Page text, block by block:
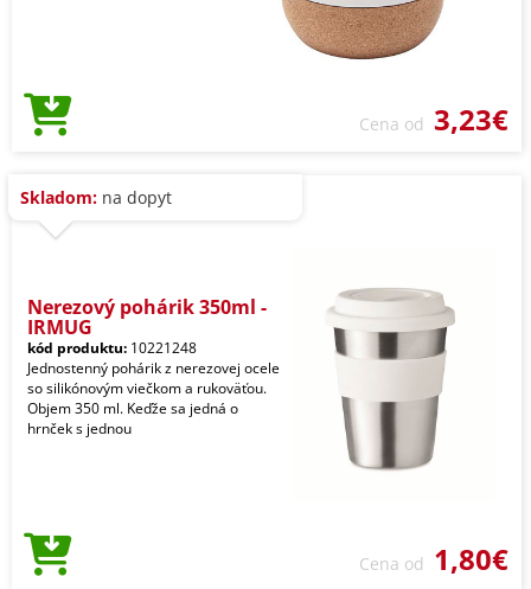
Cena od 3,23€
Skladom: na dopyt
Nerezový pohárik 350ml -
IRMUG
kód produktu: 10221248
Jednostenný pohárik z nerezovej ocele
so silikónovým viečkom a rukoväťou.
Objem 350 ml. Keďže sa jedná o
hrnček s jednou
Cena od 1,80€